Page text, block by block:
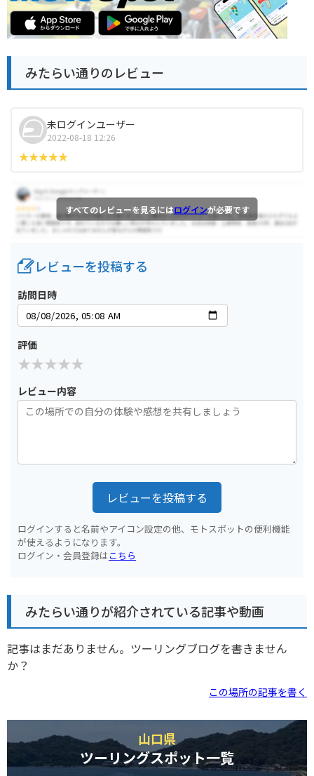
みたらい通りのレビュー
未ログインユーザー
2022-08-18 12:26
すべてのレビューを見るにはログインが必要です
レビューを投稿する
訪問日時
評価
レビュー内容
レビューを投稿する
ログインすると名前やアイコン設定の他、モトスポットの便利機能
が使えるようになります。
ログイン・会員登録はこちら
みたらい通りが紹介されている記事や動画
記事はまだありません。ツーリングブログを書きません
か？
この場所の記事を書く
山口県
ツーリングスポット一覧